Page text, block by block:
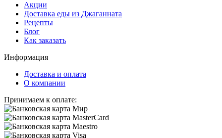
Акции
Доставка еды из Джаганната
Рецепты
Блог
Как заказать
Информация
Доставка и оплата
О компании
Принимаем к оплате: